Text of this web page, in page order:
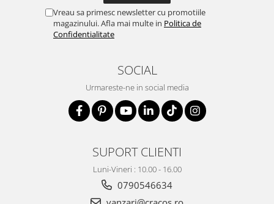
Vreau sa primesc newsletter cu promotiile
magazinului. Afla mai multe in Politica de
Confidentialitate
SOCIAL
Urmareste-ne in social media
SUPORT CLIENTI
Luni-Vineri : 10.00 - 16.00
0790546634